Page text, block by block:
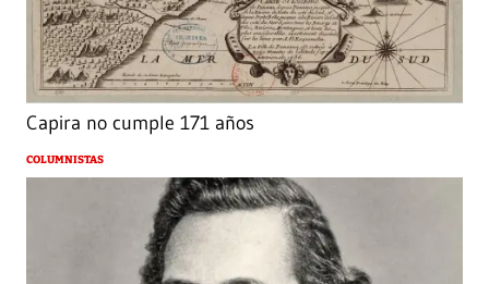
Capira no cumple 171 años
COLUMNISTAS